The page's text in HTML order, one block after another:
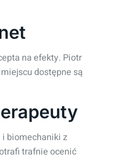
na efekty. Piotr
dostępne są
i biomechaniki z
trafnie ocenić